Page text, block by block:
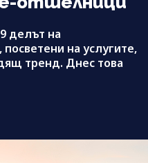
делът на
на услугите,
тренд. Днес това